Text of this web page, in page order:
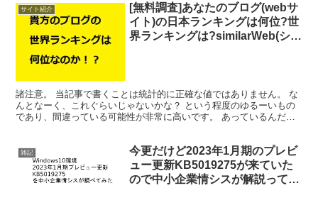
サイト紹介
[無料調査]あなたのブログ(webサ
イト)の日本ランキングは何位?世
界ランキングは?similarWeb(シミ
諸注意。 当記事で書くことは統計的に正確な値ではありません。 な
んとなーく、これぐらいじゃないかな？ という程度のゆるーいもの
であり、間違っている可能性が非常に高いです。 あっているんだ
雑記
今更だけど2023年1月期のプレビ
ュー更新KB5019275が来ていた
ので中小企業情シスが解説ってほ